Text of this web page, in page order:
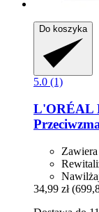
Do koszyka
5.0 (1)
L'ORÉAL
34,99 zł